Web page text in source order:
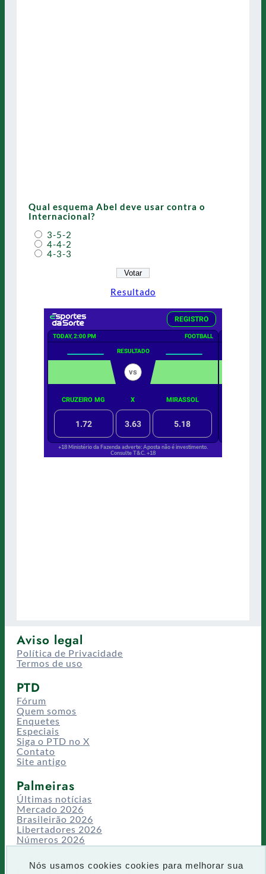
Nós usamos cookies cookies para melhorar sua
Qual esquema Abel deve usar contra o
Internacional?
3-5-2
4-4-2
4-3-3
Resultado
Aviso legal
Política de Privacidade
Termos de uso
PTD
Fórum
Quem somos
Enquetes
Especiais
Siga o PTD no X
Contato
Site antigo
Palmeiras
Últimas notícias
Mercado 2026
Brasileirão 2026
Libertadores 2026
Números 2026
Campeonatos
CT/Centro de Excelência